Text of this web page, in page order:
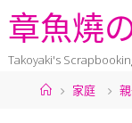
章魚燒
Takoyaki's
家庭